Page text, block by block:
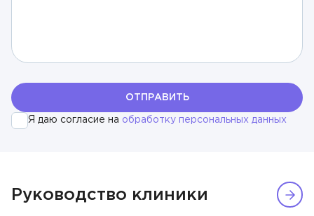
ОТПРАВИТЬ
Я даю согласие на обработку персональных данных
Руководство клиники Главный
8 (910) 678-
Шестаков Антон Александрович
Флебология
Хирургия